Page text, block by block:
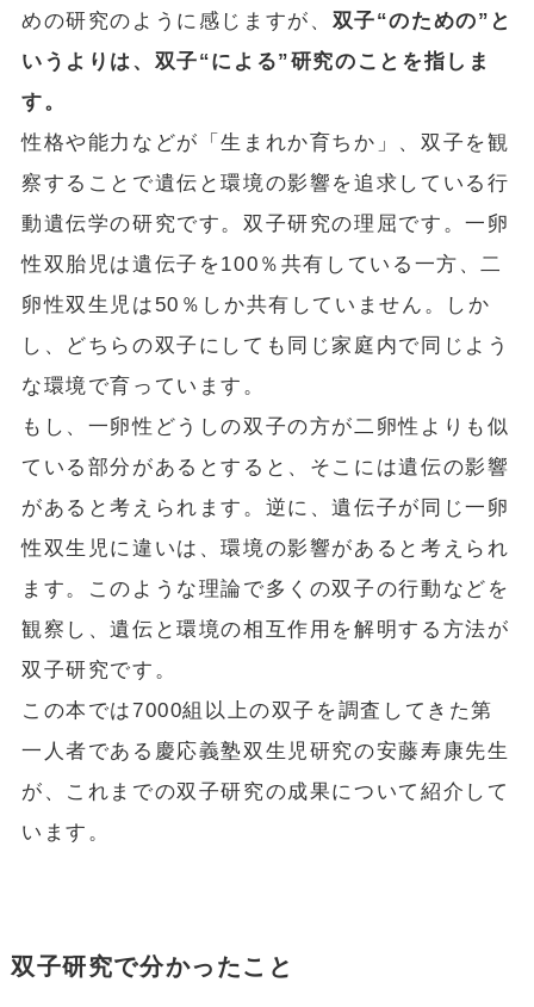
めの研究のように感じますが、 双子“のための”と
いうよりは、双子“による”研究のことを指しま
す。
性格や能力などが「生まれか育ちか」、双子を観
察することで遺伝と環境の影響を追求している行
動遺伝学の研究です。双子研究の理屈です。一卵
性双胎児は遺伝子を100％共有している一方、二
卵性双生児は50％しか共有していません。しか
し、どちらの双子にしても同じ家庭内で同じよう
な環境で育っています。
もし、一卵性どうしの双子の方が二卵性よりも似
ている部分があるとすると、そこには遺伝の影響
があると考えられます。逆に、遺伝子が同じ一卵
性双生児に違いは、環境の影響があると考えられ
ます。このような理論で多くの双子の行動などを
観察し、遺伝と環境の相互作用を解明する方法が
双子研究です。
この本では7000組以上の双子を調査してきた第
一人者である慶応義塾双生児研究の安藤寿康先生
が、これまでの双子研究の成果について紹介して
います。
双子研究で分かったこと